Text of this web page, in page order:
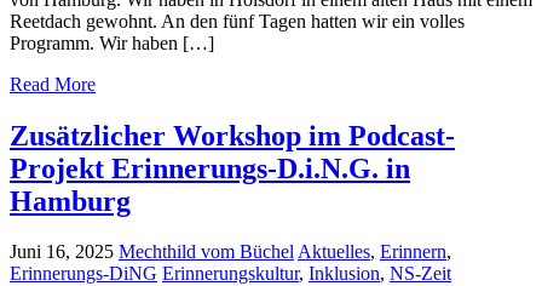
Reetdach gewohnt. An den fünf Tagen hatten wir ein volles
Programm. Wir haben […]
Read More
Zusätzlicher Workshop im Podcast-
Projekt Erinnerungs-D.i.N.G. in
Hamburg
Juni 16, 2025 Mechthild vom BüchelAktuelles, Erinnern,
Erinnerungs-DiNG Erinnerungskultur, Inklusion, NS-Zeit